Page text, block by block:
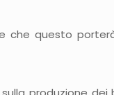
che questo